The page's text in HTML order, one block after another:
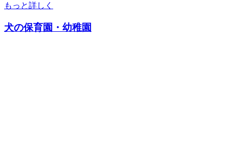
もっと詳しく
犬の保育園・幼稚園